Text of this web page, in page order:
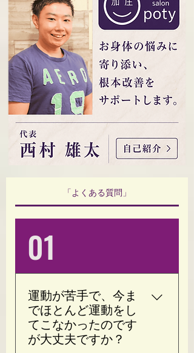
「よくある質問」
01
運動が苦手で、今ま
でほとんど運動をし
てこなかったのです
が大丈夫ですか？